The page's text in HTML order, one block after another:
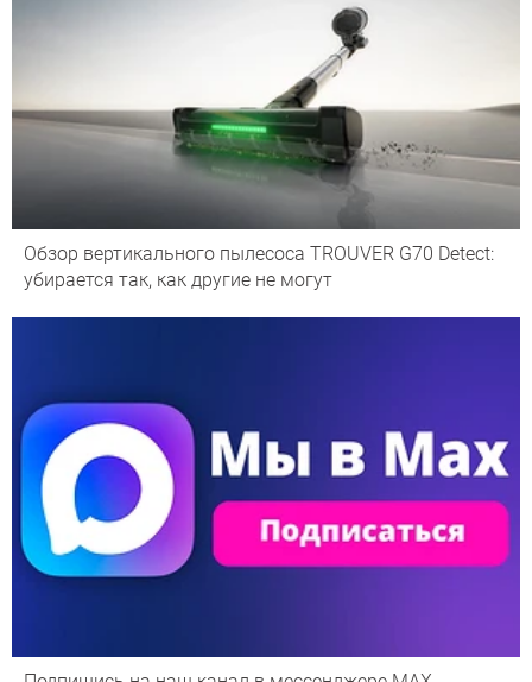
Обзор вертикального пылесоса TROUVER G70 Detect:
убирается так, как другие не могут